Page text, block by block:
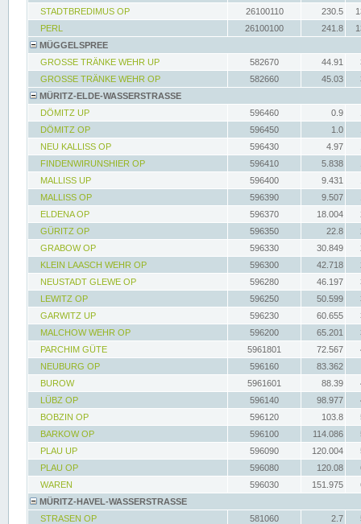
STADTBREDIMUS OP
26100110 230.5
PERL
26100100 241.8
MÜGGELSPREE
GROSSE TRÄNKE WEHR UP
582670 44.91
GROSSE TRÄNKE WEHR OP
582660 45.03
MÜRITZ-ELDE-WASSERSTRASSE
DÖMITZ UP
596460 0.9
DÖMITZ OP
596450 1.0
NEU KALLISS OP
596430 4.97
FINDENWIRUNSHIER OP
596410 5.838
MALLISS UP
596400 9.431
MALLISS OP
596390 9.507
ELDENA OP
596370 18.004
GÜRITZ OP
596350 22.8
GRABOW OP
596330 30.849
KLEIN LAASCH WEHR OP
596300 42.718
NEUSTADT GLEWE OP
596280 46.197
LEWITZ OP
596250 50.599
GARWITZ UP
596230 60.655
MALCHOW WEHR OP
596200 65.201
PARCHIM GÜTE
5961801 72.567
NEUBURG OP
596160
83.362
BUROW
5961601 88.39
LÜBZ OP
596140 98.977
BOBZIN OP
596120 103.8
BARKOW OP
596100 114.086
PLAU UP
596090 120.004
PLAU OP
596080 120.08
WAREN
596030 151.975
MÜRITZ-HAVEL-WASSERSTRASSE
STRASEN OP
581060 2.7